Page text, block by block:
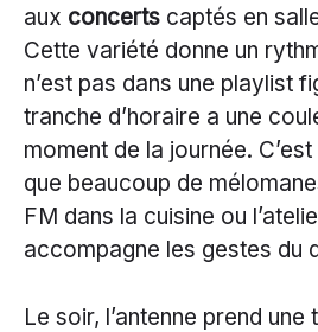
aux concerts captés en
Cette variété donne un
n’est pas dans une playlist
tranche d’horaire a une
moment de la journée.
que beaucoup de
FM dans la cuisine ou
accompagne les gestes du
Le soir, l’antenne prend une